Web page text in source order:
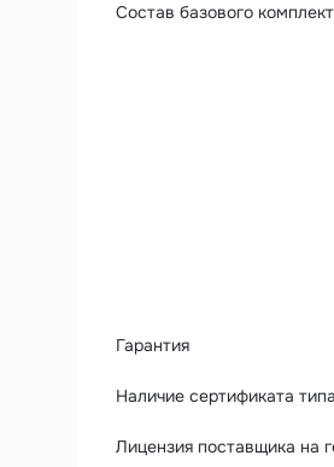
Состав базового
Гарантия
Наличие сертификата типа
Лицензия поставщика на